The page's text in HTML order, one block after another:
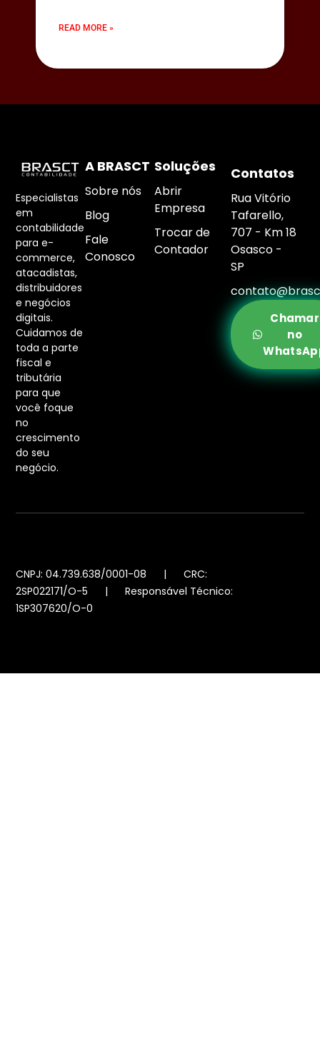
READ MORE »
Especialistas
em
contabilidade
para e-
commerce,
atacadistas,
distribuidores
e negócios
digitais.
Cuidamos de
toda a parte
fiscal e
tributária
para que
você foque
no
crescimento
do seu
negócio.
A BRASCT
Sobre nós
Blog
Fale
Conosco
Soluções
Abrir
Empresa
Trocar de
Contador
Contatos
Rua Vitório
Tafarello,
707 - Km 18
Osasco -
SP
Chamar
no
CNPJ: 04.739.638/0001-08 | CRC:
2SP022171/O-5 | Responsável Técnico:
1SP307620/O-0